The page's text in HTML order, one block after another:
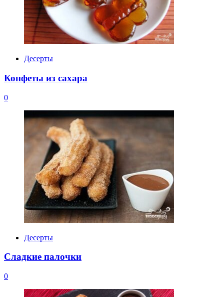
Десерты
Конфеты из сахара
0
Десерты
Сладкие палочки
0